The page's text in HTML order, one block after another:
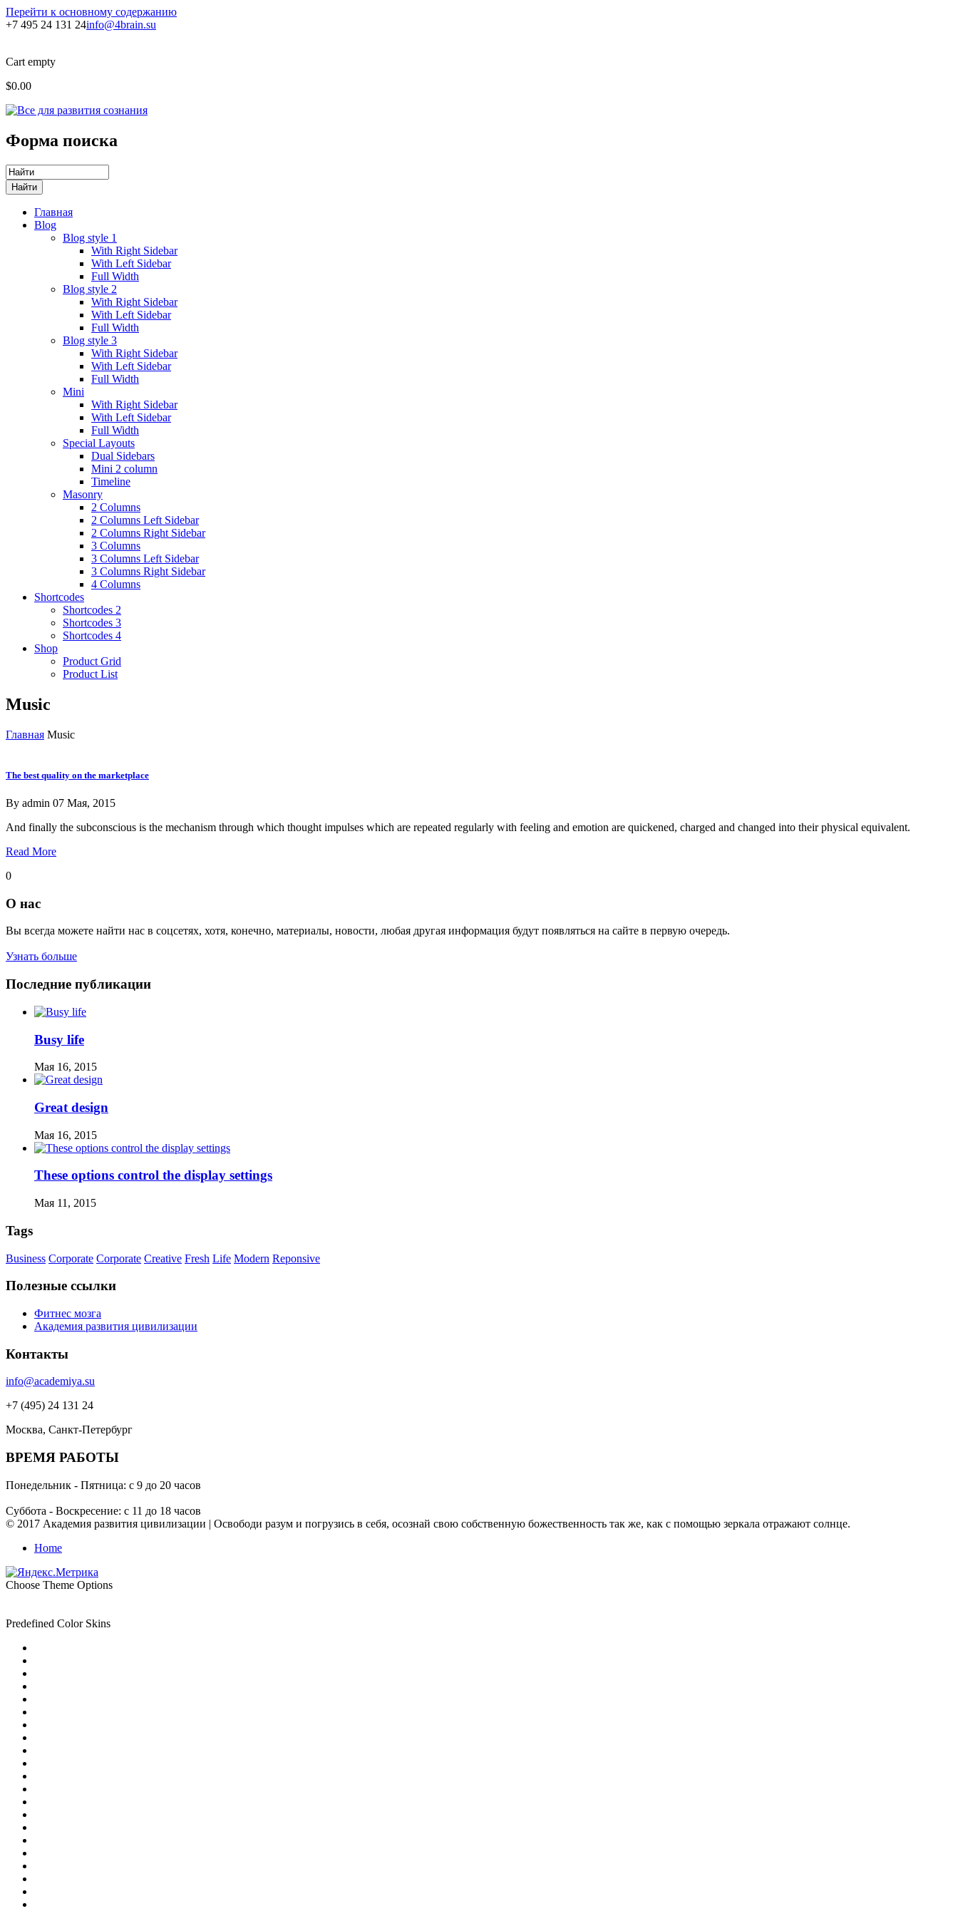
Перейти к основному содержанию
+7 495 24 131 24info@4brain.su
Cart empty
$0.00
Форма поиска
Главная
Blog
Blog style 1
With Right Sidebar
With Left Sidebar
Full Width
Blog style 2
With Right Sidebar
With Left Sidebar
Full Width
Blog style 3
With Right Sidebar
With Left Sidebar
Full Width
Mini
With Right Sidebar
With Left Sidebar
Full Width
Special Layouts
Dual Sidebars
Mini 2 column
Timeline
Masonry
2 Columns
2 Columns Left Sidebar
2 Columns Right Sidebar
3 Columns
3 Columns Left Sidebar
3 Columns Right Sidebar
4 Columns
Shortcodes
Shortcodes 2
Shortcodes 3
Shortcodes 4
Shop
Product Grid
Product List
Music
Главная Music
The best quality on the marketplace
By admin 07 Мая, 2015
And finally the subconscious is the mechanism through which thought impulses which are repeated regularly with feeling and emotion are quickened, charged and changed into their physical equivalent.
Read More
0
О нас
Вы всегда можете найти нас в соцсетях, хотя, конечно, материалы, новости, любая другая информация будут появляться на сайте в первую очередь.
Узнать больше
Последние публикации
Busy life
Мая 16, 2015
Great design
Мая 16, 2015
These options control the display settings
Мая 11, 2015
Tags
Business Corporate Corporate Creative Fresh Life Modern Reponsive
Полезные ссылки
Фитнес мозга
Академия развития цивилизации
Контакты
info@academiya.su
+7 (495) 24 131 24
Москва, Санкт-Петербург
ВРЕМЯ РАБОТЫ
Понедельник - Пятница: с 9 до 20 часов
Суббота - Воскресение: с 11 до 18 часов
© 2017 Академия развития цивилизации | Освободи разум и погрузись в себя, осознай свою собственную божественность так же, как с помощью зеркала отражают солнце.
Home
Choose Theme Options
Predefined Color Skins